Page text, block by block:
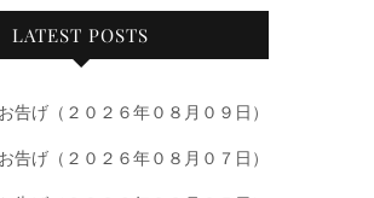
LATEST POSTS
告げ（２０２６年０８月０９日）
告げ（２０２６年０８月０７日）